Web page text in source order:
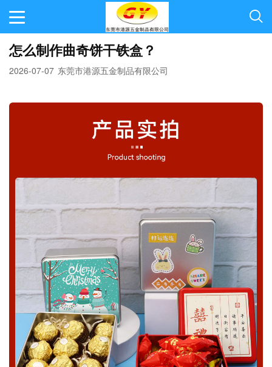
怎么制作曲奇饼干铁盒？
2026-07-07 东莞市港源五金制品有限公司